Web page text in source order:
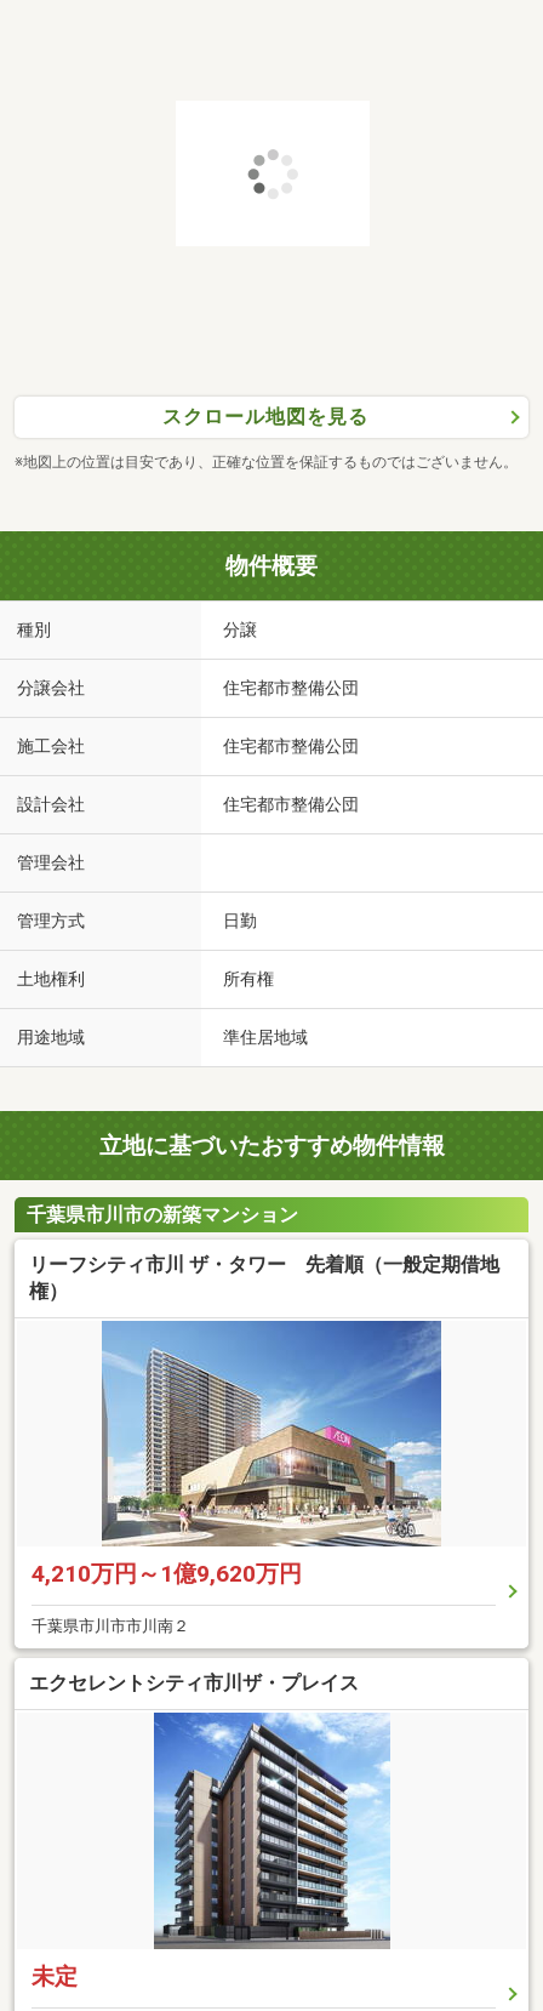
スクロール地図を見る
※地図上の位置は目安であり、正確な位置を保証するものではございません。
物件概要
種別 分譲
分譲会社 住宅都市整備公団
施工会社 住宅都市整備公団
設計会社 住宅都市整備公団
管理会社
管理方式 日勤
土地権利 所有権
用途地域 準住居地域
立地に基づいたおすすめ物件情報
千葉県市川市の新築マンション
リーフシティ市川 ザ・タワー 先着順（一般定期借地
権）
4,210万円～1億9,620万円
千葉県市川市市川南２
エクセレントシティ市川ザ・プレイス
未定